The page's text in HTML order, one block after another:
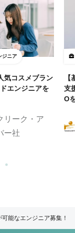
ジニア
気コスメブラン
エンジニアを
リーク・ア
ー社
支
O
能なエンジニア募集！